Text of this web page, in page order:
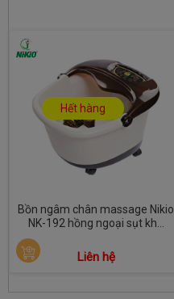
Hết hàng
Bồn ngâm chân massage Nikio
NK-192 hồng ngoại sụt kh...
Liên hệ